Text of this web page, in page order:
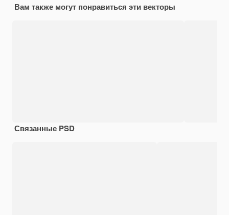
Вам также могут понравиться эти векторы
Связанные PSD